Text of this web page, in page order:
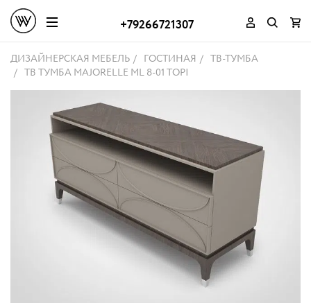
+79266721307
ДИЗАЙНЕРСКАЯ МЕБЕЛЬ ГОСТИНАЯ
ТВ-ТУМБА
ТВ ТУМБА MAJORELLE ML 8-01 TOPI